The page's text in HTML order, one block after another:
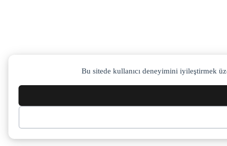
Bu sitede kullanıcı deneyimini iyileştirmek